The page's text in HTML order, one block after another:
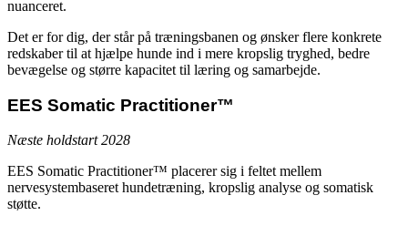
nuanceret.
Det er for dig, der står på træningsbanen og ønsker flere konkrete
redskaber til at hjælpe hunde ind i mere kropslig tryghed, bedre
bevægelse og større kapacitet til læring og samarbejde.
EES Somatic Practitioner™
Næste holdstart 2028
EES Somatic Practitioner™ placerer sig i feltet mellem
nervesystembaseret hundetræning, kropslig analyse og somatisk
støtte.